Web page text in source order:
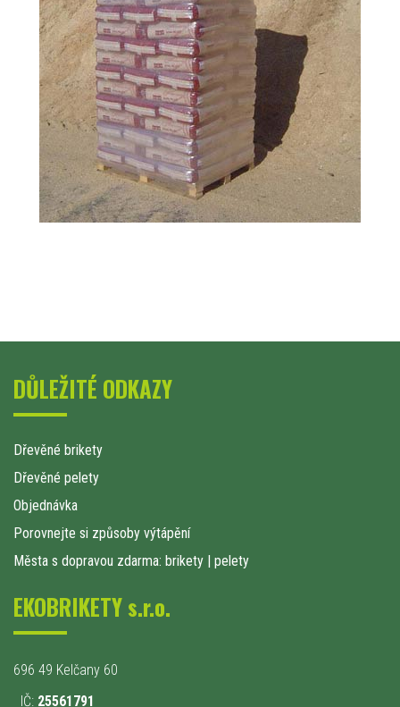
DŮLEŽITÉ ODKAZY
Dřevěné brikety
Dřevěné pelety
Objednávka
Porovnejte si způsoby výtápění
Města s dopravou zdarma: brikety | pelety
EKOBRIKETY s.r.o.
696 49 Kelčany 60
IČ: 25561791